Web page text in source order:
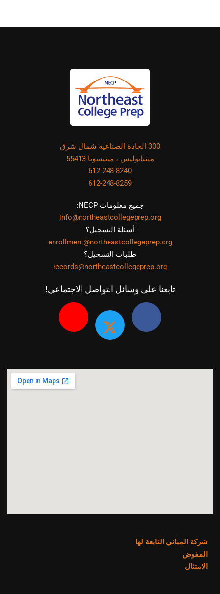
300 الجادة الصناعية شمال شرق
مينيابوليس ، مينيسوتا 55413
612-248-8240
612-248-8259
جميع معلومات NECP:
info@northeastcollegeprep.org
أسئلة التسجيل؟
enrollment@northeastcollegeprep.org
طلبات التسجيل؟
records@northeastcollegeprep.org
تابعنا على وسائل التواصل الاجتماعي!
شركة المباني التابعة لها
المفوض
الامتثال